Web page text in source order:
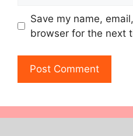
Save my name,
browser for the next